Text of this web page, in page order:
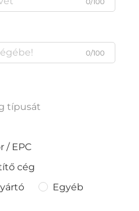
0/100
típusát
/ EPC
cég
Egyéb